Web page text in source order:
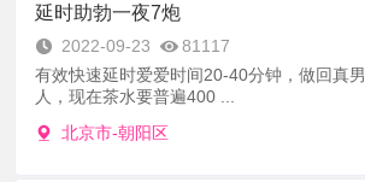
延时助勃一夜7炮
2022-09-23
81117
有效快速延时爱爱时间20-40分钟，做回真男
人，现在茶水要普遍400 ...
北京市-朝阳区